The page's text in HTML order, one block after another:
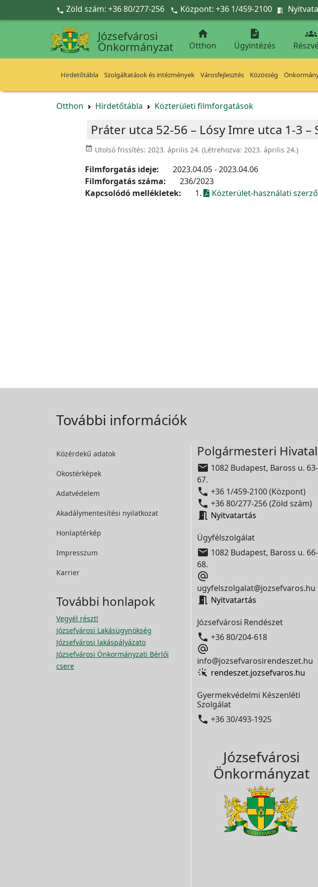
Ugrás a fő tartalomra
 Zöld szám: +36 80/277-256  Központ: +36 1/459-2100 
Józsefvárosi
Önkormányzat

Otthon

Ügyintézés

Hirdetőtábla Szolgáltatások és intézmények Városfejlesztés Közösség
Otthon Hirdetőtábla Közterületi filmforgatások
Práter utca 52-56 – Lósy Imre utca 1-3 –
event_available Utolsó frissítés: 2023. április 24. (Létrehozva: 2023. április 24.)
Filmforgatás ideje:
2023.04.05 - 2023.04.06
Filmforgatás száma:
236/2023
Kapcsolódó mellékletek:
1. Közterület-használati
További információk
Közérdekű adatok
Okostérképek
Adatvédelem
Akadálymentesítési nyilatkozat
Honlaptérkép
Impresszum
Karrier
További honlapok
Vegyél részt!
Józsefvárosi Lakásügynökség
Józsefvárosi lakáspályázato
Józsefvárosi Önkormányzati Bérlői
csere
Polgármesteri Hivatal
 1082 Budapest, Baross u. 63-
67.
 +36 1/459-2100 (Központ)
 +36 80/277-256 (Zöld szám)
 Nyitvatartás
Ügyfélszolgálat
 1082 Budapest, Baross u.
68.

ugyfelszolgalat@jozsefvaros.hu
 Nyitvatartás
Józsefvárosi Rendészet
 +36 80/204-618

info@jozsefvarosirendeszet.hu
rendeszet.jozsefvaros.hu
Gyermekvédelmi Készenléti
Szolgálat
 +36 30/493-1925
Józsefvárosi
Önkormányzat